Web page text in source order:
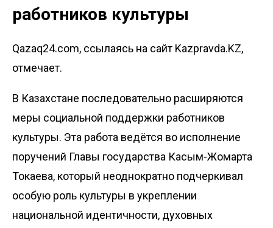
работников культуры
Qazaq24.com, ссылаясь на сайт Kazpravda.KZ,
отмечает.
В Казахстане последовательно расширяются
меры социальной поддержки работников
культуры. Эта работа ведётся во исполнение
поручений Главы государства Касым-Жомарта
Токаева, который неоднократно подчеркивал
особую роль культуры в укреплении
национальной идентичности, духовных